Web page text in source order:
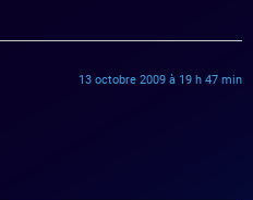
13 octobre 2009 à 19 h 47 min